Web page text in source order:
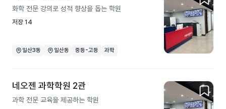
화학 전문 강의로 성적 향상을 돕는 학원
저장 14
일산3동 일산동 중등-고등 과학
네오젠 과학학원 2관
과학 전문 교육을 제공하는 학원